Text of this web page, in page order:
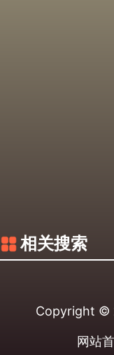
相关搜索
Copyright ©
网站